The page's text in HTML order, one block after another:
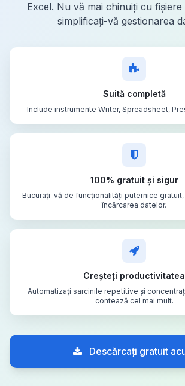
Excel. Nu vă mai chinuiți cu fișiere
simplificați-vă gestionarea
Suită completă
Include instrumente Writer, Spreadsheet,
100% gratuit și sigur
Bucurați-vă de funcționalități puternice
încărcarea datelor.
Creșteți productivitatea
Automatizați sarcinile repetitive și
contează cel mai mult.
Descărcați gratuit